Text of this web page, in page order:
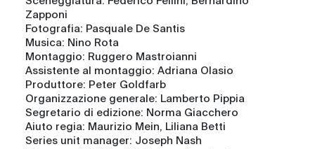
Zapponi
Fotografia: Pasquale De Santis
Musica: Nino Rota
Montaggio: Ruggero Mastroianni
Assistente al montaggio: Adriana Olasio
Produttore: Peter Goldfarb
Organizzazione generale: Lamberto Pippia
Segretario di edizione: Norma Giacchero
Aiuto regia: Maurizio Mein, Liliana Betti
Series unit manager: Joseph Nash